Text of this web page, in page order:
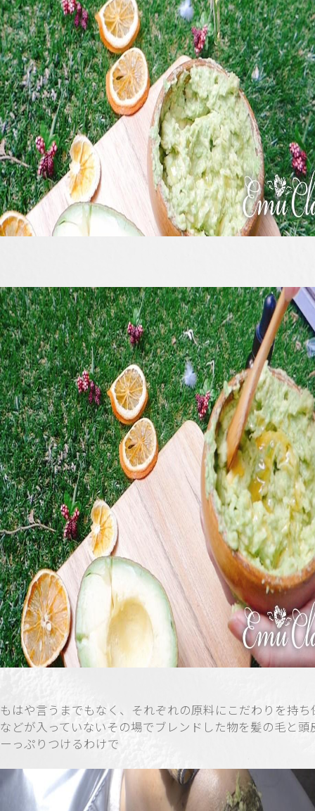
もはや言うまでもなく、それぞれの原料にこだわりを持ち
などが入っていないその場でブレンドした物を髪の毛と頭
ーっぷりつけるわけで